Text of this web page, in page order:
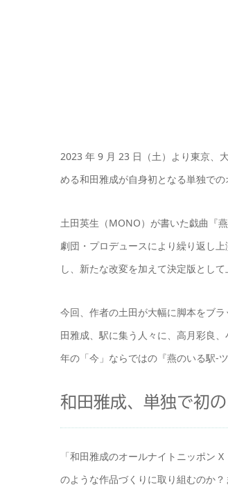
2023 年 9 月 23 日（土）より東京、
める和田雅成が自身初となる単独で
土田英生（MONO）が書いた戯曲『
劇団・プロデュースにより繰り返し
し、新たな改変を加えて決定版として
今回、作者の土田が大幅に脚本をブ
田雅成、駅に集う人々に、高月彩良
年の「今」ならではの『燕のいる駅-
和田雅成、単独で初
「和田雅成のオールナイトニッポン
のような作品づくりに取り組むのか